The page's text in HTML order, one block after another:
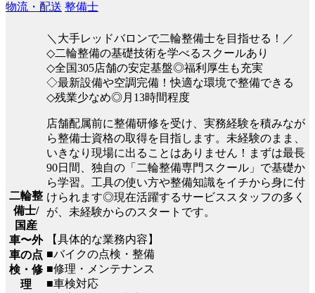
物流・配送 整備士
二輪整
備士/
国産
車〜外
車の点
検・修
理
＼大手レッドバロンで二輪整備士を目指せる！／
◇二輪整備の基礎技術を学べるスクールあり
◇全国305店舗の安定基盤◎福利厚生も充実
◇最新設備や空調完備！快適な環境で整備できる
◇残業少なめ◎月13時間程度
店舗配属前に整備研修を受け、実務経験を積みなが
ら整備士資格の取得を目指します。未経験のまま、
いきなり現場に出ることはありません！まずは最長
90日間、独自の「二輪整備専門スクール」で基礎か
ら学習。工具の使い方や整備知識をイチから身に付
けられます◎現在活躍するサービススタッフの多く
が、未経験からのスタートです。
【具体的な業務内容】
■バイクの点検・整備
■修理・メンテナンス
■車検対応